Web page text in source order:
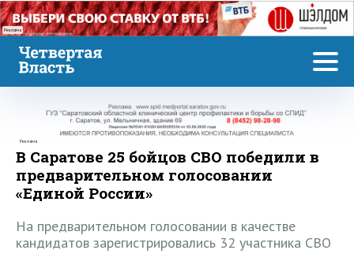
Реклама
Реклама
В Саратове 25 бойцов СВО победили в
предварительном голосовании
«Единой России»
На предварительном голосовании в качестве
кандидатов зарегистрировались 32 участника СВО